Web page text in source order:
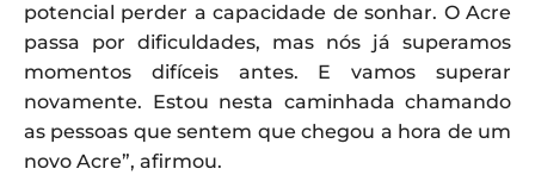
potencial perder a capacidade de sonhar. O Acre
passa por dificuldades, mas nós já superamos
momentos difíceis antes. E vamos superar
novamente. Estou nesta caminhada chamando
as pessoas que sentem que chegou a hora de um
novo Acre”, afirmou.